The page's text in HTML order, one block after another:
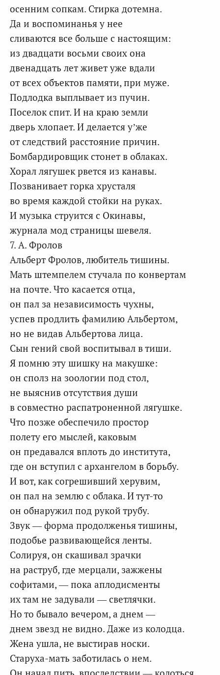
осенним сопкам. Стирка дотемна.
Да и воспоминанья у нее
сливаются все больше с настоящим:
из двадцати восьми своих она
двенадцать лет живет уже вдали
от всех объектов памяти, при муже.
Подлодка выплывает из пучин.
Поселок спит. И на краю земли
дверь хлопает. И делается у’же
от следствий расстояние причин.
Бомбардировщик стонет в облаках.
Хорал лягушек рвется из канавы.
Позванивает горка хрусталя
во время каждой стойки на руках.
И музыка струится с Окинавы,
журнала мод страницы шевеля.
7. А. Фролов
Альберт Фролов, любитель тишины.
Мать штемпелем стучала по конвертам
на почте. Что касается отца,
он пал за независимость чухны,
успев продлить фамилию Альбертом,
но не видав Альбертова лица.
Сын гений свой воспитывал в тиши.
Я помню эту шишку на макушке:
он сполз на зоологии под стол,
не выяснив отсутствия души
в совместно распатроненной лягушке.
Что позже обеспечило простор
полету его мыслей, каковым
он предавался вплоть до института,
где он вступил с архангелом в борьбу.
И вот, как согрешивший херувим,
он пал на землю с облака. И тут-то
он обнаружил под рукой трубу.
Звук — форма продолженья тишины,
подобье развивающейся ленты.
Солируя, он скашивал зрачки
на раструб, где мерцали, зажжены
софитами, — пока аплодисменты
их там не задували — светлячки.
Но то бывало вечером, а днем —
днем звезд не видно. Даже из колодца.
Жена ушла, не выстирав носки.
Старуха-мать заботилась о нем.